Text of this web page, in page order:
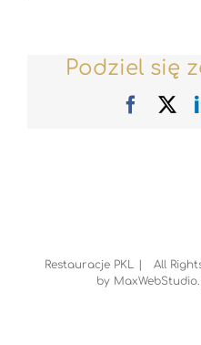
Podziel się
Restauracje PKL | All
by